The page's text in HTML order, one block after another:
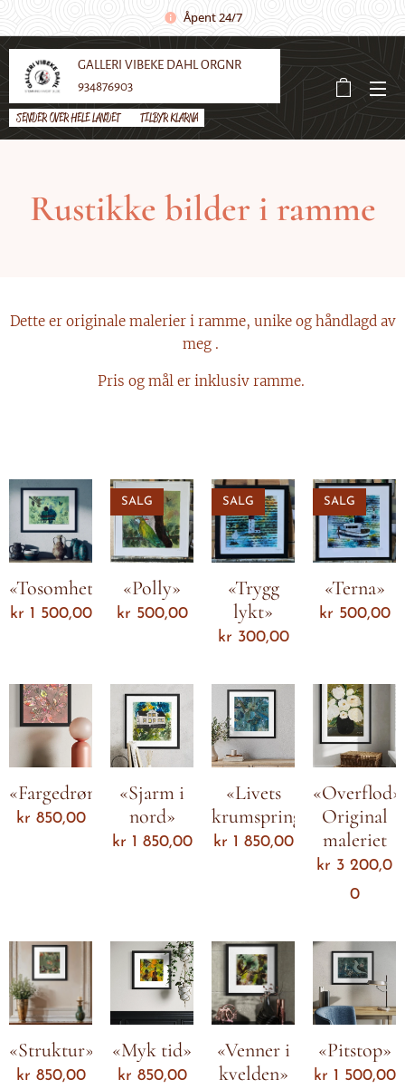
Åpent 24/7
GALLERI VIBEKE DAHL ORGNR
934876903
SENDER OVER HELE LANDET 🌼 TILBYR KLARNA
Rustikke bilder i ramme
Dette er originale malerier i ramme, unike og håndlagd av
meg .
Pris og mål er inklusiv ramme.
«Tosomhet»
kr 1 500,00
«Polly»
SALG
kr 500,00
«Trygg
lykt»
SALG
kr 300,00
«Terna»
SALG
kr 500,00
«Fargedrøm»
kr 850,00
«Sjarm i
nord»
kr 1 850,00
«Livets
krumspring»
kr 1 850,00
«Overflod»
Original
maleriet
kr 3 200,0
0
«Struktur»
kr 850,00
«Myk tid»
kr 850,00
«Venner i
kvelden»
«Pitstop»
kr 1 500,00